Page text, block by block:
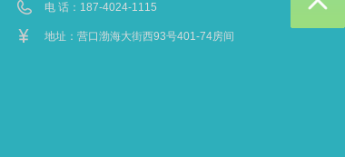
电 话：187-4024-1115
地址：营口渤海大街西93号401-74房间